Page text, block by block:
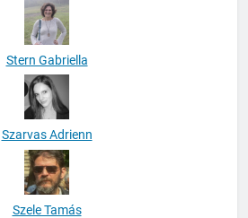
Stern Gabriella
Szarvas Adrienn
Szele Tamás